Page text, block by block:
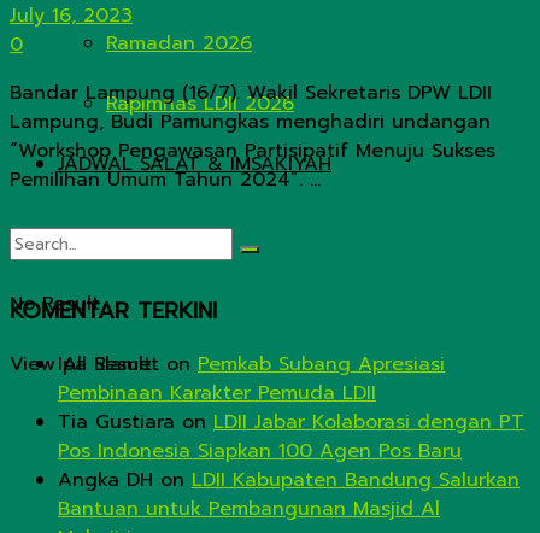
Ramadan 2026
Rapimnas LDII 2026
JADWAL SALAT & IMSAKIYAH
No Result
View All Result
July 16, 2023
0
Bandar Lampung (16/7). Wakil Sekretaris DPW LDII
Lampung, Budi Pamungkas menghadiri undangan
“Workshop Pengawasan Partisipatif Menuju Sukses
Pemilihan Umum Tahun 2024”. ...
KOMENTAR TERKINI
Ipa Slamet on Pemkab Subang Apresiasi
Pembinaan Karakter Pemuda LDII
Tia Gustiara on LDII Jabar Kolaborasi dengan PT
Pos Indonesia Siapkan 100 Agen Pos Baru
Angka DH on LDII Kabupaten Bandung Salurkan
Bantuan untuk Pembangunan Masjid Al